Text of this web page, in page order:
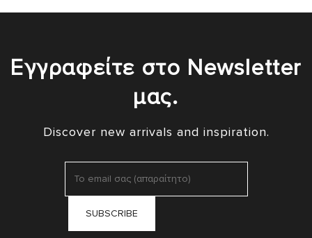
Εγγραφείτε στο Newsletter
μας.
Discover new arrivals and inspiration.